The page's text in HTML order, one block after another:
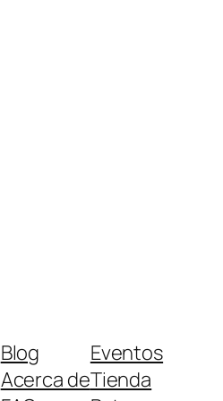
Blog
Acerca de
Eventos
Tienda